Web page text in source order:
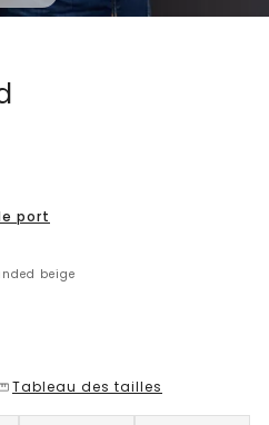
port
beige
Tableau des tailles